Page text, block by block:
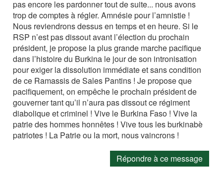
pas encore les pardonner tout de suite... nous avons
trop de comptes à régler. Amnésie pour l’amnistie !
Nous reviendrons dessus en temps et en heure. Si le
RSP n’est pas dissout avant l’élection du prochain
président, je propose la plus grande marche pacifique
dans l’histoire du Burkina le jour de son intronisation
pour exiger la dissolution immédiate et sans condition
de ce Ramassis de Sales Pantins ! Je propose que
pacifiquement, on empêche le prochain président de
gouverner tant qu’il n’aura pas dissout ce régiment
diabolique et criminel ! Vive le Burkina Faso ! Vive la
patrie des hommes honnêtes ! Vive tous les burkinabè
patriotes ! La Patrie ou la mort, nous vaincrons !
Répondre à ce message